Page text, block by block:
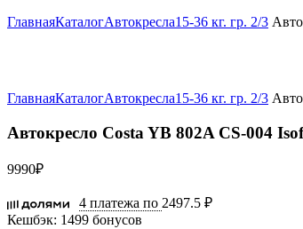
ГлавнаяКаталогАвтокресла15-36 кг. гр. 2/3
ГлавнаяКаталогАвтокресла15-36 кг. гр. 2/3
Автокресло Costa YB 802A CS-004
9990₽
4 платежа по 2497.5 ₽
Кешбэк: 1499 бонусов